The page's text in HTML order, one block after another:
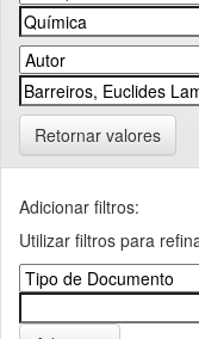
Retornar valores
Adicionar filtros:
Utilizar filtros para